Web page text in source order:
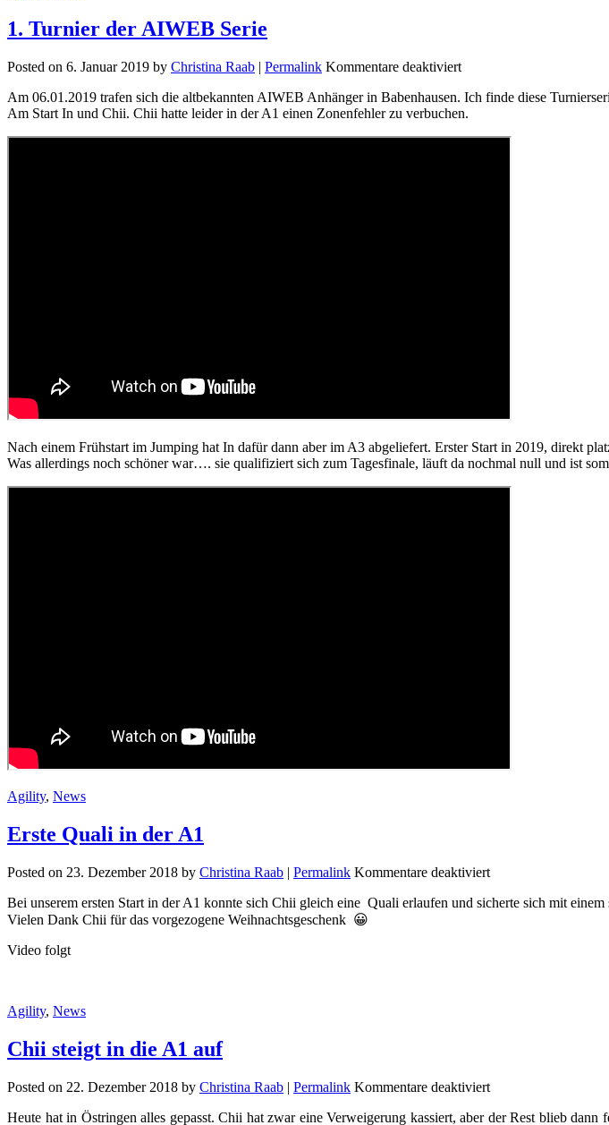
1. Turnier der AIWEB Serie
Posted on 6. Januar 2019 by Christina Raab | Permalink Kommentare deaktiviertfür
Turnier
der
Am 06.01.2019 trafen sich die altbekannten AIWEB Anhänger in Babenhausen. Ich finde diese
Am Start In und Chii. Chii hatte leider in der A1 einen Zonenfehler zu verbuchen.
Nach einem Frühstart im Jumping hat In dafür dann aber im A3 abgeliefert. Erster Start in 2019, direkt
Was allerdings noch schöner war…. sie qualifiziert sich zum Tagesfinale, läuft da nochmal null und ist
Agility, News
Erste Quali in der A1
Posted on 23. Dezember 2018 by Christina Raab | Permalink Kommentare deaktiviertfür
Quali
Bei unserem ersten Start in der A1 konnte sich Chii gleich eine Quali erlaufen und sicherte sich mit
Vielen Dank Chii für das vorgezogene Weihnachtsgeschenk 😀
Video folgt
Agility, News
Chii steigt in die A1 auf
Posted on 22. Dezember 2018 by Christina Raab | Permalink Kommentare deaktiviertfür
steigt
Heute hat in Östringen alles gepasst. Chii hat zwar eine Verweigerung kassiert, aber der Rest blieb